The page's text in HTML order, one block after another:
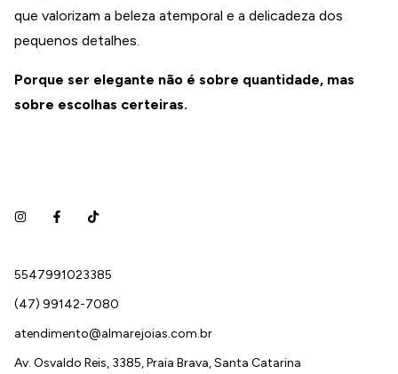
que valorizam a beleza atemporal e a delicadeza dos
pequenos detalhes.
Porque ser elegante não é sobre quantidade, mas
sobre escolhas certeiras.
5547991023385
(47) 99142-7080
atendimento@almarejoias.com.br
Av. Osvaldo Reis, 3385, Praia Brava, Santa Catarina